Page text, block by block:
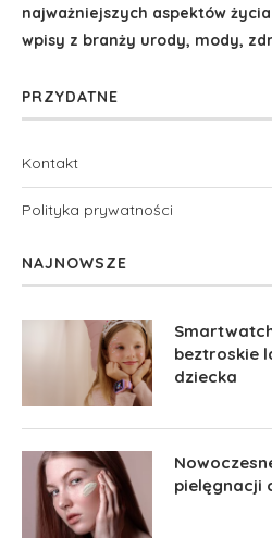
najważniejszych aspektów
wpisy z branży urody, mody,
PRZYDATNE
Kontakt
Polityka prywatności
NAJNOWSZE
beztroskie
dziecka
pielęgnacji